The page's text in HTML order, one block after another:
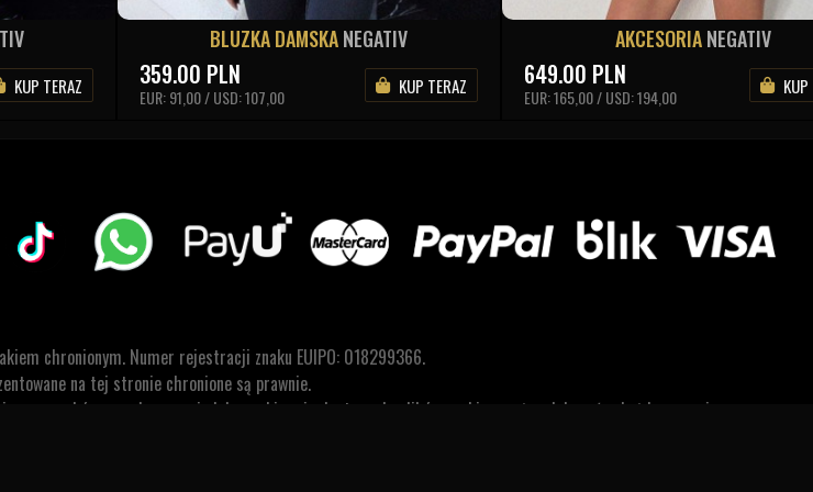
KUP TERAZ
BLUZKA DAMSKANEGATIV
359.00 PLN
EUR: 91,00 / USD: 107,00 KUP TERAZ
AKCESORIANEGATIV
649.00 PLN
EUR: 165,00 / USD: 194,00
chronionym. Numer rejestracji znaku EUIPO: 018299366.
na tej stronie chronione są prawnie.
warunków przechowywania lub uzyskiwania dostępu do plików cookies można dokonać w każdym czasie.